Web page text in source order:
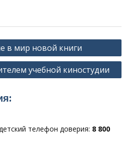
в мир новой книги
учебной киностудии
телефон доверия: 8 800